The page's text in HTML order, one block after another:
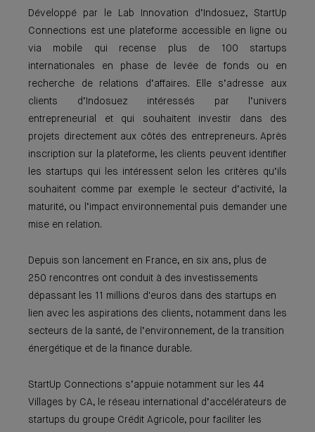
Développé par le Lab Innovation d’Indosuez, StartUp
Connections est une plateforme accessible en ligne ou
via mobile qui recense plus de 100 startups
internationales en phase de levée de fonds ou en
recherche de relations d’affaires. Elle s’adresse aux
clients d’Indosuez intéressés par l’univers
entrepreneurial et qui souhaitent investir dans des
projets directement aux côtés des entrepreneurs. Après
inscription sur la plateforme, les clients peuvent identifier
les startups qui les intéressent selon les critères qu’ils
souhaitent comme par exemple le secteur d’activité, la
maturité, ou l’impact environnemental puis demander une
mise en relation.
Depuis son lancement en France, en six ans, plus de
250 rencontres ont conduit à des investissements
dépassant les 11 millions d'euros dans des startups en
lien avec les aspirations des clients, notamment dans les
secteurs de la santé, de l’environnement, de la transition
énergétique et de la finance durable.
StartUp Connections s’appuie notamment sur les 44
Villages by CA, le réseau international d’accélérateurs de
startups du groupe Crédit Agricole, pour faciliter les